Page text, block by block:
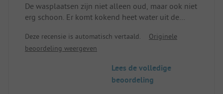
De wasplaatsen zijn niet alleen oud, maar ook niet
erg schoon. Er komt kokend heet water uit de
worden en de meeste kampeerders wassen zich bij
de wasbak of de vaatwasser. De douches zijn
eruit komt alle kanten op. Er zijn geen wastafels
voor de toiletten, alleen steriel schuim dat
Deze recensie is automatisch vertaald.
Originele
beoordeling weergeven
Lees de volledige
beoordeling